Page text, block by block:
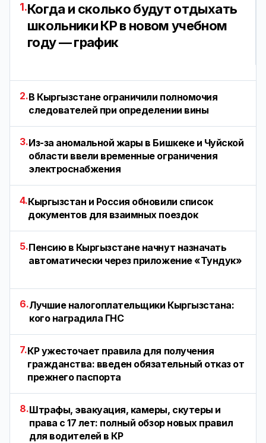
1.Когда и сколько будут отдыхать
школьники КР в новом учебном
году — график
2.В Кыргызстане ограничили полномочия
следователей при определении вины
3.Из-за аномальной жары в Бишкеке и Чуйской
области ввели временные ограничения
электроснабжения
4.Кыргызстан и Россия обновили список
документов для взаимных поездок
5.Пенсию в Кыргызстане начнут назначать
автоматически через приложение «Тундук»
6.Лучшие налогоплательщики Кыргызстана:
кого наградила ГНС
7.КР ужесточает правила для получения
гражданства: введен обязательный отказ от
прежнего паспорта
8.Штрафы, эвакуация, камеры, скутеры и
права с 17 лет: полный обзор новых правил
для водителей в КР